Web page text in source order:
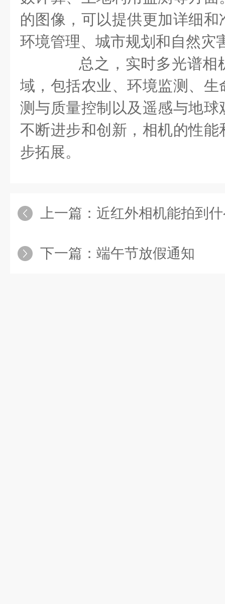
的图像，可以提供更加详细
环境管理、城市规划和自然灾
总之，实时多光谱相
域，包括农业、环境监测、
测与质量控制以及遥感与地
不断进步和创新，相机的性
步拓展。
上一篇： 近红外相机能拍到
下一篇： 端午节放假通知